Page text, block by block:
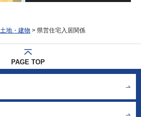
土地・建物 > 県営住宅入居関係
PAGE TOP